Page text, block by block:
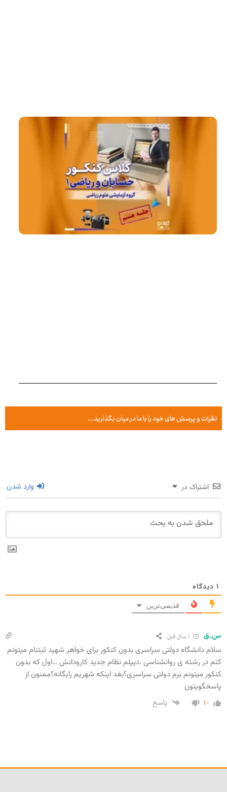
نظرات و پرسش های خود را با ما در میان بگذارید...
اشتراک در وارد شدن
۱ دیدگاه
قدیمی‌ترین
س.ق ۱ سال قبل
سلام دانشگاه دولتی سراسری بدون کنکور برای خواهر شهید ثبتنام میتونم
کنم در رشته ی روانشناسی .دیپلم نظام جدید کارودانش …اول که بدون
کنکور میتونم برم دولتی سراسری؟بغد اینکه شهریم رایگانه؟ممنون از
پاسخگویتون
-۱ پاسخ